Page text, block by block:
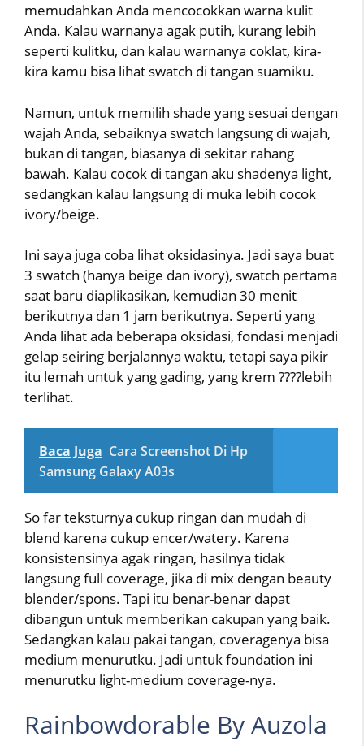
memudahkan Anda mencocokkan warna kulit
Anda. Kalau warnanya agak putih, kurang lebih
seperti kulitku, dan kalau warnanya coklat, kira-
kira kamu bisa lihat swatch di tangan suamiku.
Namun, untuk memilih shade yang sesuai dengan
wajah Anda, sebaiknya swatch langsung di wajah,
bukan di tangan, biasanya di sekitar rahang
bawah. Kalau cocok di tangan aku shadenya light,
sedangkan kalau langsung di muka lebih cocok
ivory/beige.
Ini saya juga coba lihat oksidasinya. Jadi saya buat
3 swatch (hanya beige dan ivory), swatch pertama
saat baru diaplikasikan, kemudian 30 menit
berikutnya dan 1 jam berikutnya. Seperti yang
Anda lihat ada beberapa oksidasi, fondasi menjadi
gelap seiring berjalannya waktu, tetapi saya pikir
itu lemah untuk yang gading, yang krem ????lebih
terlihat.
Baca Juga Cara Screenshot Di Hp
Samsung Galaxy A03s
So far teksturnya cukup ringan dan mudah di
blend karena cukup encer/watery. Karena
konsistensinya agak ringan, hasilnya tidak
langsung full coverage, jika di mix dengan beauty
blender/spons. Tapi itu benar-benar dapat
dibangun untuk memberikan cakupan yang baik.
Sedangkan kalau pakai tangan, coveragenya bisa
medium menurutku. Jadi untuk foundation ini
menurutku light-medium coverage-nya.
Rainbowdorable By Auzola